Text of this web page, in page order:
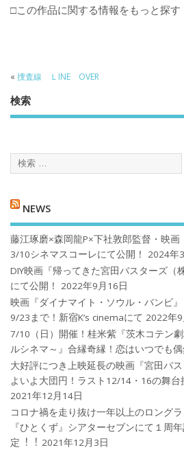
□この作品に関する情報をもっと探す
« 捜査線 ＬINE OVER
検索
NEWS
藤江琢磨×森岡龍P×下社敦郎監督・映画
3/10シネマスコーレにて公開！
2024年
DIY映画『帰ってきた宮田バスターズ（
にて公開！
2022年9月16日
映画『ダイナマイト・ソウル・バンビ』
9/23まで！新宿K’s cinemaにて 2022年
7/10（日）開催！桂米紫『茨木コテン
ルシネマ～』合縁奇縁！恋はいつでも
大好評につき上映延長の映画『宮田バ
よいよ大団円！ラスト12/14・16の舞台
2021年12月14日
コロナ禍を⾛り抜け⼀年以上のロング
『ひとくず』シアターセブンにて１周
定︕︕ 2021年12月3日